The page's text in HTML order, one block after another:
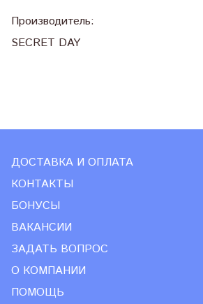
Производитель:
SECRET DAY
ДОСТАВКА И ОПЛАТА
КОНТАКТЫ
БОНУСЫ
ВАКАНСИИ
ЗАДАТЬ ВОПРОС
О КОМПАНИИ
ПОМОЩЬ